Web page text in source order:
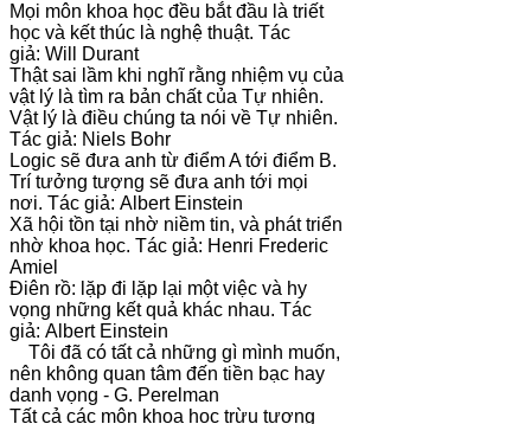
Mọi môn khoa học đều bắt đầu là triết
học và kết thúc là nghệ thuật. Tác
giả: Will Durant
Thật sai lầm khi nghĩ rằng nhiệm vụ của
vật lý là tìm ra bản chất của Tự nhiên.
Vật lý là điều chúng ta nói về Tự nhiên.
Tác giả: Niels Bohr
Logic sẽ đưa anh từ điểm A tới điểm B.
Trí tưởng tượng sẽ đưa anh tới mọi
nơi. Tác giả: Albert Einstein
Xã hội tồn tại nhờ niềm tin, và phát triển
nhờ khoa học. Tác giả: Henri Frederic
Amiel
Điên rồ: lặp đi lặp lại một việc và hy
vọng những kết quả khác nhau. Tác
giả: Albert Einstein
Tôi đã có tất cả những gì mình muốn,
nên không quan tâm đến tiền bạc hay
danh vọng - G. Perelman
Tất cả các môn khoa học trừu tượng